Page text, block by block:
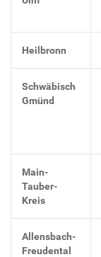
Heilbronn
Schwäbisch
Gmünd
Main-
Tauber-
Kreis
Allensbach-
Freudental